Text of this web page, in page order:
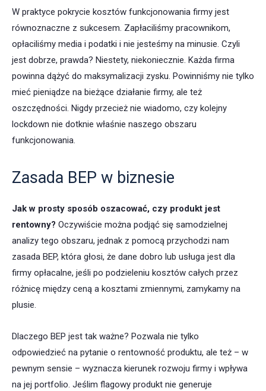
W praktyce pokrycie kosztów funkcjonowania firmy jest
równoznaczne z sukcesem. Zapłaciliśmy pracownikom,
opłaciliśmy media i podatki i nie jesteśmy na minusie. Czyli
jest dobrze, prawda? Niestety, niekoniecznie. Każda firma
powinna dążyć do maksymalizacji zysku. Powinniśmy nie tylko
mieć pieniądze na bieżące działanie firmy, ale też
oszczędności. Nigdy przecież nie wiadomo, czy kolejny
lockdown nie dotknie właśnie naszego obszaru
funkcjonowania.
Zasada BEP w biznesie
Jak w prosty sposób oszacować, czy produkt jest
rentowny? Oczywiście można podjąć się samodzielnej
analizy tego obszaru, jednak z pomocą przychodzi nam
zasada BEP, która głosi, że dane dobro lub usługa jest dla
firmy opłacalne, jeśli po podzieleniu kosztów całych przez
różnicę między ceną a kosztami zmiennymi, zamykamy na
plusie.
Dlaczego BEP jest tak ważne? Pozwala nie tylko
odpowiedzieć na pytanie o rentowność produktu, ale też – w
pewnym sensie – wyznacza kierunek rozwoju firmy i wpływa
na jej portfolio. Jeślim flagowy produkt nie generuje